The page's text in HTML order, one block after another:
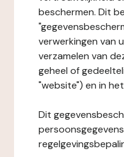
beschermen. Dit
verwerkingen van
verzamelen van
geheel of
"website") en in
Dit